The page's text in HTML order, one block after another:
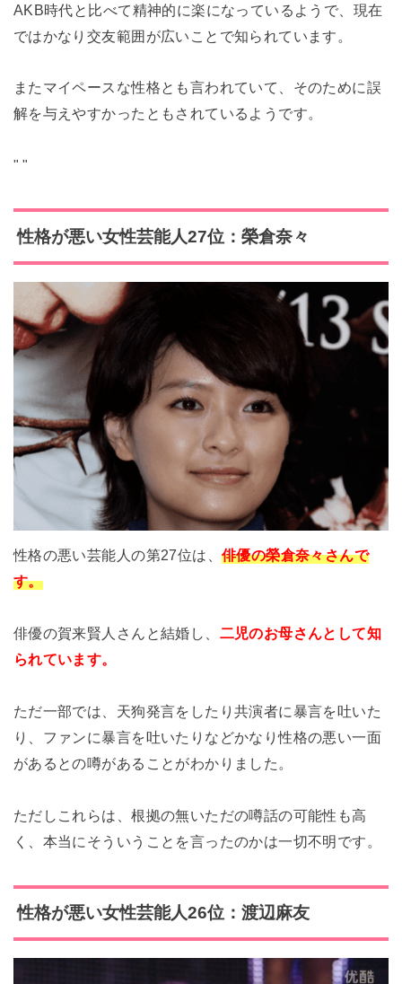
AKB時代と比べて精神的に楽になっているようで、現在
ではかなり交友範囲が広いことで知られています。
またマイペースな性格とも言われていて、そのために誤
解を与えやすかったともされているようです。
" "
性格が悪い女性芸能人27位：榮倉奈々
性格の悪い芸能人の第27位は、俳優の榮倉奈々さんで
す。
俳優の賀来賢人さんと結婚し、 二児のお母さんとして知
られています。
ただ一部では、天狗発言をしたり共演者に暴言を吐いた
り、ファンに暴言を吐いたりなどかなり性格の悪い一面
があるとの噂があることがわかりました。
ただしこれらは、根拠の無いただの噂話の可能性も高
く、本当にそういうことを言ったのかは一切不明です。
性格が悪い女性芸能人26位：渡辺麻友